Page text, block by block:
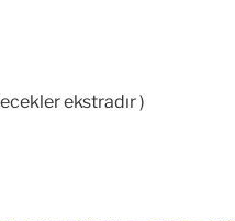
ekstradır )